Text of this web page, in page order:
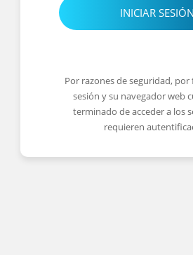
INICIAR SESIÓN
Por razones de seguridad, por
sesión y su navegador web
terminado de acceder a los
requieren